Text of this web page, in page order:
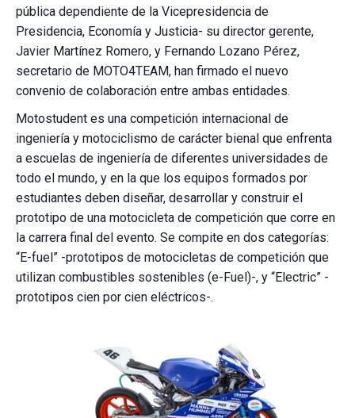
pública dependiente de la Vicepresidencia de
Presidencia, Economía y Justicia- su director gerente,
Javier Martínez Romero, y Fernando Lozano Pérez,
secretario de MOTO4TEAM, han firmado el nuevo
convenio de colaboración entre ambas entidades.
Motostudent es una competición internacional de
ingeniería y motociclismo de carácter bienal que enfrenta
a escuelas de ingeniería de diferentes universidades de
todo el mundo, y en la que los equipos formados por
estudiantes deben diseñar, desarrollar y construir el
prototipo de una motocicleta de competición que corre en
la carrera final del evento. Se compite en dos categorías:
“E-fuel” -prototipos de motocicletas de competición que
utilizan combustibles sostenibles (e-Fuel)-, y “Electric” -
prototipos cien por cien eléctricos-.